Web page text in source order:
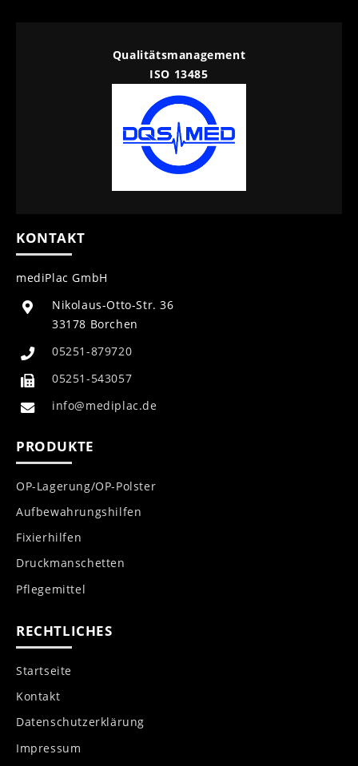
Qualitätsmanagement
ISO 13485
KONTAKT
mediPlac GmbH
Nikolaus-Otto-Str. 36
33178 Borchen
05251-879720
05251-543057
info@mediplac.de
PRODUKTE
OP-Lagerung/OP-Polster
Aufbewahrungshilfen
Fixierhilfen
Druckmanschetten
Pflegemittel
RECHTLICHES
Startseite
Kontakt
Datenschutzerklärung
Impressum